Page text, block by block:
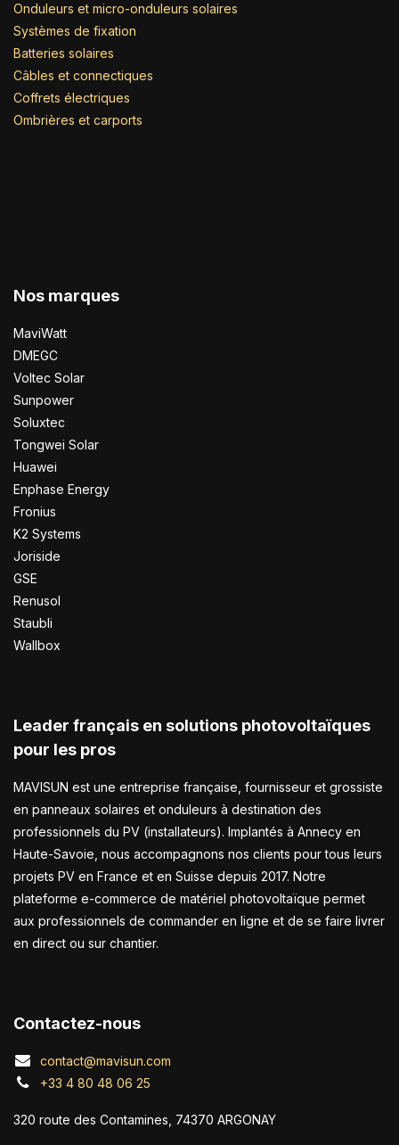
Onduleurs et micro-onduleurs solaires
Systèmes de fixation
Batteries solaires
Câbles et connectiques
Coffrets électriques
Ombrières et carports
Nos marques
MaviWatt
DMEGC
Voltec Solar
Sunpower
Soluxtec
Tongwei Solar
Huawei
Enphase Energy
Fronius
K2 Systems
Joriside
GSE
Renusol
Staubli
Wallbox
Leader français en solutions photovoltaïques
pour les pros
MAVISUN est une entreprise française, fournisseur et grossiste
en panneaux solaires et onduleurs à destination des
professionnels du PV (installateurs). Implantés à Annecy en
Haute-Savoie, nous accompagnons nos clients pour tous leurs
projets PV en France et en Suisse depuis 2017. Notre
plateforme e-commerce de matériel photovoltaïque permet
aux professionnels de commander en ligne et de se faire livrer
en direct ou sur chantier.
Contactez-nous
contact@mavisun.com
+33 4 80 48 06 25
320 route des Contamines, 74370 ARGONAY